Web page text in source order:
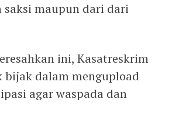
maupun dari dari
ini, Kasatreskrim
dalam mengupload
agar waspada dan